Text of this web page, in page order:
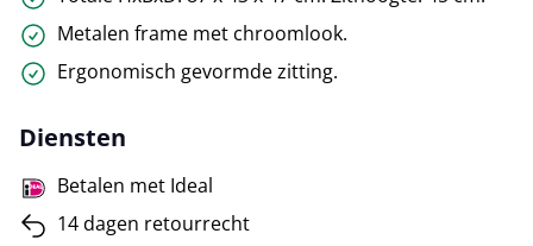
Metalen frame met chroomlook.
Ergonomisch gevormde zitting.
Diensten
Betalen met Ideal
14 dagen retourrecht